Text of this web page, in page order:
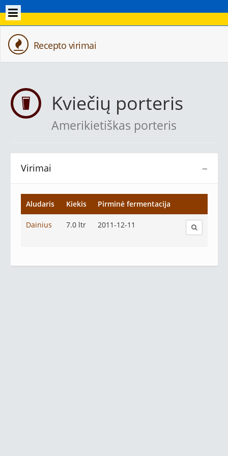
Recepto virimai
Kviečių porteris
Amerikietiškas porteris
−
Virimai
Aludaris Kiekis Pirminė fermentacija
Dainius 7.0 ltr 2011-12-11